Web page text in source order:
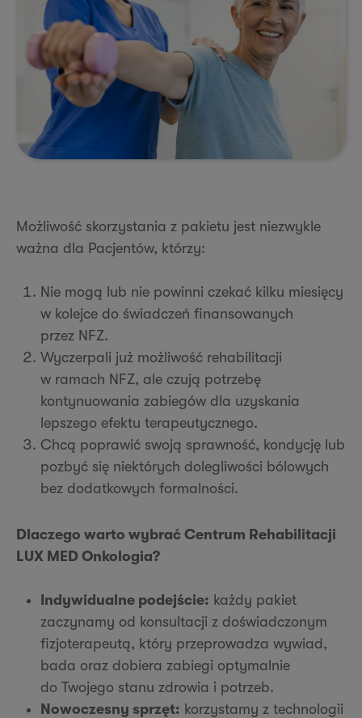
Możliwość skorzystania z pakietu jest niezwykle
ważna dla Pacjentów, którzy:
Nie mogą lub nie powinni czekać kilku miesięcy
w kolejce do świadczeń finansowanych
przez NFZ.
Wyczerpali już możliwość rehabilitacji
w ramach NFZ, ale czują potrzebę
kontynuowania zabiegów dla uzyskania
lepszego efektu terapeutycznego.
Chcą poprawić swoją sprawność, kondycję lub
pozbyć się niektórych dolegliwości bólowych
bez dodatkowych formalności.
Dlaczego warto wybrać Centrum Rehabilitacji
LUX MED Onkologia?
Indywidualne podejście: każdy pakiet
zaczynamy od konsultacji z doświadczonym
fizjoterapeutą, który przeprowadza wywiad,
bada oraz dobiera zabiegi optymalnie
do Twojego stanu zdrowia i potrzeb.
Nowoczesny sprzęt: korzystamy z technologii